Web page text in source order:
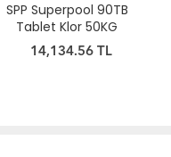
SPP Superpool 90TB
Tablet Klor 50KG
14,134.56 TL